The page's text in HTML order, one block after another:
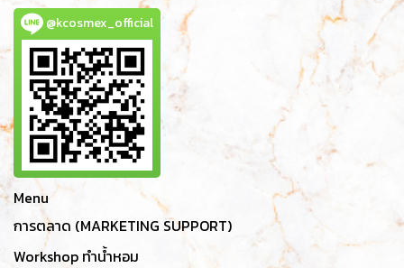
@kcosmex_official
Menu
การตลาด (MARKETING SUPPORT)
Workshop ทำน้ำหอม